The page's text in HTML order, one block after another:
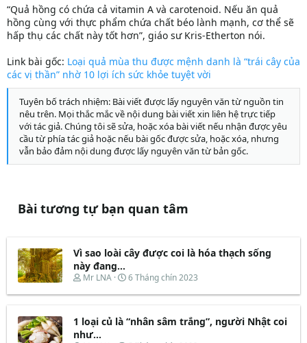
“Quả hồng có chứa cả vitamin A và carotenoid. Nếu ăn quả
hồng cùng với thực phẩm chứa chất béo lành mạnh, cơ thể sẽ
hấp thụ các chất này tốt hơn”, giáo sư Kris-Etherton nói.
Link bài gốc: Loại quả mùa thu được mệnh danh là “trái cây của
các vị thần” nhờ 10 lợi ích sức khỏe tuyệt vời
Tuyên bố trách nhiệm: Bài viết được lấy nguyên văn từ nguồn tin
nêu trên. Mọi thắc mắc về nội dung bài viết xin liên hệ trực tiếp
với tác giả. Chúng tôi sẽ sửa, hoặc xóa bài viết nếu nhận được yêu
cầu từ phía tác giả hoặc nếu bài gốc được sửa, hoặc xóa, nhưng
vẫn bảo đảm nội dung được lấy nguyên văn từ bản gốc.
Bài tương tự bạn quan tâm
Vì sao loài cây được coi là hóa thạch sống
này đang...
T
r
a
d
Mr LNA
N
à
b
6 Tháng chín 2023
1 loại củ là “nhân sâm trắng”, người Nhật coi
như...